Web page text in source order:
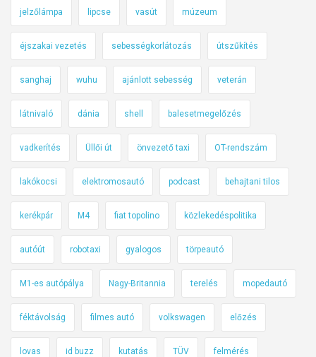
jelzőlámpa lipcse vasút múzeum
éjszakai vezetés sebességkorlátozás útszűkítés
sanghaj wuhu ajánlott sebesség veterán
látnivaló dánia shell balesetmegelőzés
vadkerítés Üllői út önvezető taxi OT-rendszám
lakókocsi elektromosautó podcast behajtani tilos
kerékpár M4 fiat topolino közlekedéspolitika
autóút robotaxi gyalogos törpeautó
M1-es autópálya Nagy-Britannia terelés mopedautó
féktávolság filmes autó volkswagen előzés
lovas id buzz kutatás TÜV felmérés